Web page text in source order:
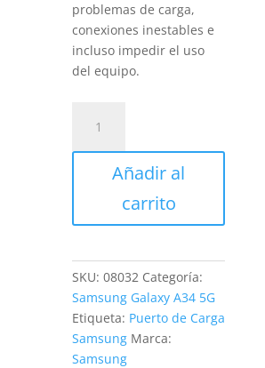
problemas de carga,
conexiones inestables e
incluso impedir el uso
del equipo.
conector
carga
SamsungAñadir al
carrito
SKU:08032 Categoría:
Samsung Galaxy A34 5G
Etiqueta: Puerto de Carga
Samsung Marca:
Samsung